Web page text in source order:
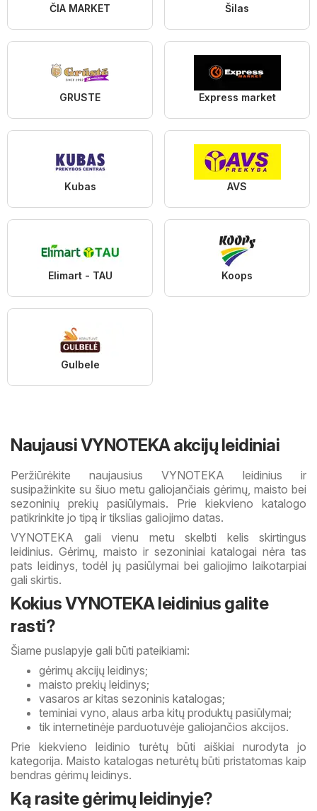
ČIA MARKET Šilas
GRUSTE Express market
Kubas AVS
Elimart - TAU Koops
Gulbele
Naujausi VYNOTEKA akcijų leidiniai
Peržiūrėkite naujausius VYNOTEKA leidinius ir
susipažinkite su šiuo metu galiojančiais gėrimų, maisto bei
sezoninių prekių pasiūlymais. Prie kiekvieno katalogo
patikrinkite jo tipą ir tikslias galiojimo datas.
VYNOTEKA gali vienu metu skelbti kelis skirtingus
leidinius. Gėrimų, maisto ir sezoniniai katalogai nėra tas
pats leidinys, todėl jų pasiūlymai bei galiojimo laikotarpiai
gali skirtis.
Kokius VYNOTEKA leidinius galite
rasti?
Šiame puslapyje gali būti pateikiami:
gėrimų akcijų leidinys;
maisto prekių leidinys;
vasaros ar kitas sezoninis katalogas;
teminiai vyno, alaus arba kitų produktų pasiūlymai;
tik internetinėje parduotuvėje galiojančios akcijos.
Prie kiekvieno leidinio turėtų būti aiškiai nurodyta jo
kategorija. Maisto katalogas neturėtų būti pristatomas kaip
bendras gėrimų leidinys.
Ką rasite gėrimų leidinyje?